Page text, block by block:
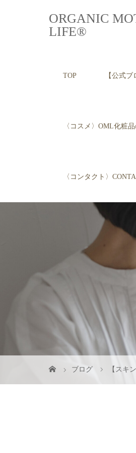
ORGANIC
LIFE®︎
TOP 【公式
〈コスメ〉OML化粧
〈コンタクト〉
ブログ 【スキ